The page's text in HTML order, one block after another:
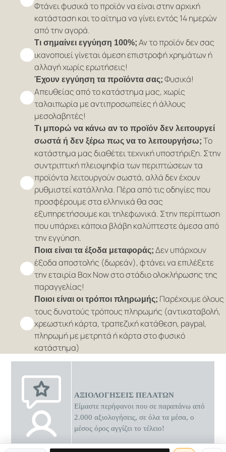
0 διαθέσιμες προσφορές
Φτάνει φυσικά το προϊόν να είναι στην αρχική
κατάσταση και το αίτημα να γίνει εντός 14 ημερών
από την αγορά.
Τι σημαίνει εγγύηση 100%; Αν το προϊόν δεν σας
ικανοποιεί γίνεται άμεση επιστροφή χρημάτων ή
αλλαγή χωρίς ερωτήσεις!
Έχουν εγγύηση τα προϊόντα σας; Φυσικά!
Απευθείας από το κατάστημα μας, χωρίς
ταλαιπωρία με αντιπροσωπείες ή άλλους
μεσολαβητές!
Τι μπορώ να κάνω αν το προϊόν δεν λειτουργεί
σωστά ή δεν ξέρω πως να το λειτουργήσω; Το
κατάστημα μας διαθέτει τεχνική υποστήριξη. Στην
συντριπτική πλειοψηφία των περιπτώσεων τα
προϊόντα λειτουργούν σωστά, αλλά δεν έχουν
ρυθμιστεί κατάλληλα. Πέρα από τις οδηγίες που
προσφέρουμε στα ελληνικά θα σας
εξυπηρετήσουμε και τηλεφωνικά. Στην περίπτωση
που υπάρχει κάποια βλάβη καλύπτεστε άμεσα από
την εγγύηση.
Ποια είναι τα έξοδα μεταφοράς; Δεν υπάρχουν
έξοδα αποστολής (δωρεάν), φτάνει να επιλέξετε
την εταιρία Box Now στο στάδιο ολοκλήρωσης της
παραγγελίας!
Ποιοι είναι οι τρόποι πληρωμής; Παρέχουμε όλους
τους δυνατούς τρόπους πληρωμής (αντικαταβολή,
χρεωστική κάρτα, τραπεζική κατάθεση, paypal,
πληρωμή με μετρητά ή κάρτα στο φυσικό
κατάστημα)
ΑΞΙΟΛΟΓΗΣΕΙΣ ΠΕΛΑΤΩΝ
Είμαστε περήφανοι που σε παραπάνω από
2.000 αξιολογήσεις, σε όλα τα μέσα, ο
μέσος όρος αγγίζει το τέλειο!